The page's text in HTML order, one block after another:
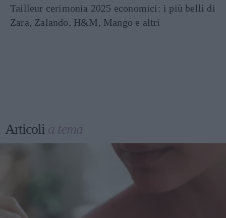
Tailleur cerimonia 2025 economici: i più belli di
Zara, Zalando, H&M, Mango e altri
Articoli a tema